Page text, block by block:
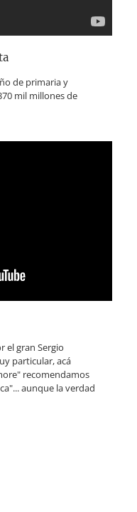
de primaria y
mil millones de
el gran Sergio
particular, acá
recomendamos
aunque la verdad